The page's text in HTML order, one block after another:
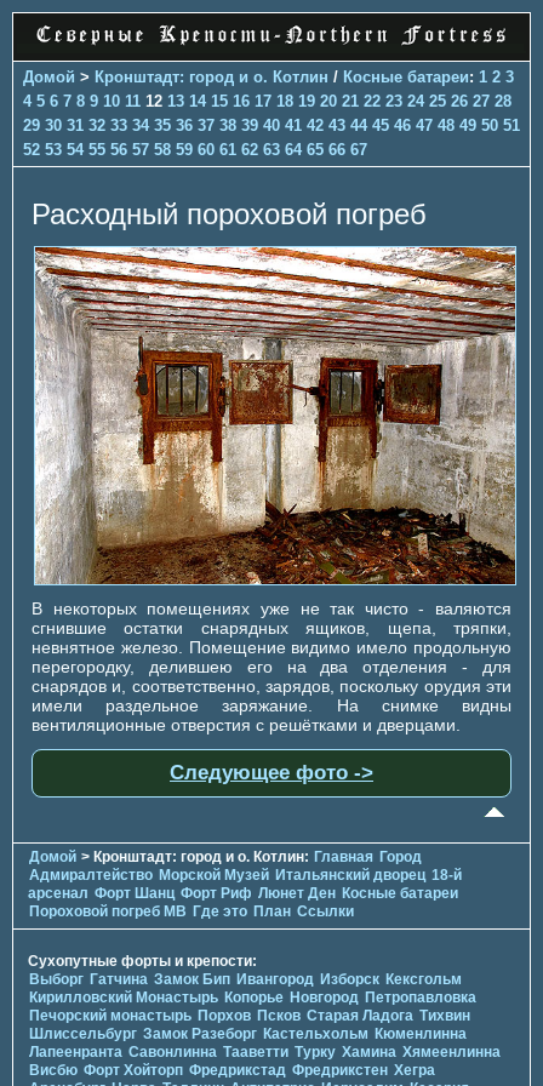
Домой > Кронштадт: город и о. Котлин / Косные батареи: 1 2 3
4 5 6 7 8 9 10 11 12 13 14 15 16 17 18 19 20 21 22 23 24 25 26 27 28
29 30 31 32 33 34 35 36 37 38 39 40 41 42 43 44 45 46 47 48 49 50 51
52 53 54 55 56 57 58 59 60 61 62 63 64 65 66 67
Расходный пороховой погреб
В некоторых помещениях уже не так чисто - валяются
сгнившие остатки снарядных ящиков, щепа, тряпки,
невнятное железо. Помещение видимо имело продольную
перегородку, делившею его на два отделения - для
снарядов и, соответственно, зарядов, поскольку орудия эти
имели раздельное заряжание. На снимке видны
вентиляционные отверстия с решётками и дверцами.
Следующее фото ->
Домой > Кронштадт: город и о. Котлин: Главная Город
Адмиралтейство Морской Музей Итальянский дворец 18-й
арсенал Форт Шанц Форт Риф Люнет Ден Косные батареи
Пороховой погреб МВ Где это План Ссылки
Сухопутные форты и крепости:
Выборг Гатчина Замок Бип Ивангород Изборск Кексгольм
Кирилловский Монастырь Копорье Новгород Петропавловка
Печорcкий монастырь Порхов Псков Старая Ладога Тихвин
Шлиссельбург Замок Разеборг Кастельхольм Кюменлинна
Лапеенранта Савонлинна Тааветти Турку Хамина Хямеенлинна
Висбю Форт Хойторп Фредрикстад Фредрикстен Хегра